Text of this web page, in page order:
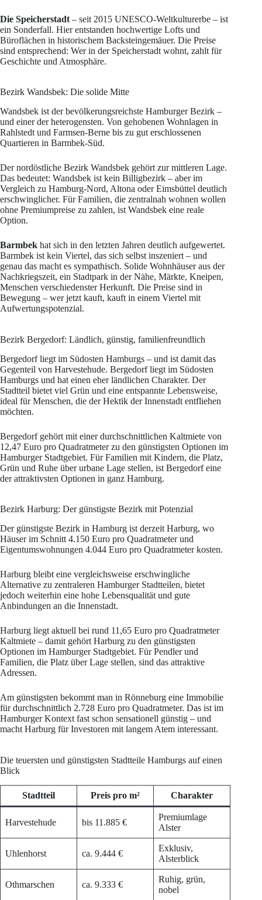
Die Speicherstadt – seit 2015 UNESCO-Weltkulturerbe – ist
ein Sonderfall. Hier entstanden hochwertige Lofts und
Büroflächen in historischem Backsteingemäuer. Die Preise
sind entsprechend: Wer in der Speicherstadt wohnt, zahlt für
Geschichte und Atmosphäre.
Bezirk Wandsbek: Die solide Mitte
Wandsbek ist der bevölkerungsreichste Hamburger Bezirk –
und einer der heterogensten. Von gehobenen Wohnlagen in
Rahlstedt und Farmsen-Berne bis zu gut erschlossenen
Quartieren in Barmbek-Süd.
Der nordöstliche Bezirk Wandsbek gehört zur mittleren Lage.
Das bedeutet: Wandsbek ist kein Billigbezirk – aber im
Vergleich zu Hamburg-Nord, Altona oder Eimsbüttel deutlich
erschwinglicher. Für Familien, die zentralnah wohnen wollen
ohne Premiumpreise zu zahlen, ist Wandsbek eine reale
Option.
Barmbek hat sich in den letzten Jahren deutlich aufgewertet.
Barmbek ist kein Viertel, das sich selbst inszeniert – und
genau das macht es sympathisch. Solide Wohnhäuser aus der
Nachkriegszeit, ein Stadtpark in der Nähe, Märkte, Kneipen,
Menschen verschiedenster Herkunft. Die Preise sind in
Bewegung – wer jetzt kauft, kauft in einem Viertel mit
Aufwertungspotenzial.
Bezirk Bergedorf: Ländlich, günstig, familienfreundlich
Bergedorf liegt im Südosten Hamburgs – und ist damit das
Gegenteil von Harvestehude. Bergedorf liegt im Südosten
Hamburgs und hat einen eher ländlichen Charakter. Der
Stadtteil bietet viel Grün und eine entspannte Lebensweise,
ideal für Menschen, die der Hektik der Innenstadt entfliehen
möchten.
Bergedorf gehört mit einer durchschnittlichen Kaltmiete von
12,47 Euro pro Quadratmeter zu den günstigsten Optionen im
Hamburger Stadtgebiet. Für Familien mit Kindern, die Platz,
Grün und Ruhe über urbane Lage stellen, ist Bergedorf eine
der attraktivsten Optionen in ganz Hamburg.
Bezirk Harburg: Der günstigste Bezirk mit Potenzial
Der günstigste Bezirk in Hamburg ist derzeit Harburg, wo
Häuser im Schnitt 4.150 Euro pro Quadratmeter und
Eigentumswohnungen 4.044 Euro pro Quadratmeter kosten.
Harburg bleibt eine vergleichsweise erschwingliche
Alternative zu zentraleren Hamburger Stadtteilen, bietet
jedoch weiterhin eine hohe Lebensqualität und gute
Anbindungen an die Innenstadt.
Harburg liegt aktuell bei rund 11,65 Euro pro Quadratmeter
Kaltmiete – damit gehört Harburg zu den günstigsten
Optionen im Hamburger Stadtgebiet. Für Pendler und
Familien, die Platz über Lage stellen, sind das attraktive
Adressen.
Am günstigsten bekommt man in Rönneburg eine Immobilie
für durchschnittlich 2.728 Euro pro Quadratmeter. Das ist im
Hamburger Kontext fast schon sensationell günstig – und
macht Harburg für Investoren mit langem Atem interessant.
Die teuersten und günstigsten Stadtteile Hamburgs auf einen
Blick
Stadtteil Preis pro m² Charakter
Harvestehude bis 11.885 €
Premiumlage
Alster
Uhlenhorst ca. 9.444 €
Exklusiv,
Alsterblick
Othmarschen ca. 9.333 €
Ruhig, grün,
nobel